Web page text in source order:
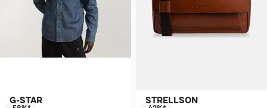
G-STAR STRELLSON